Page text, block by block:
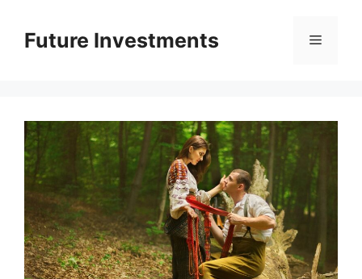
вмістуFuture Investments Меню